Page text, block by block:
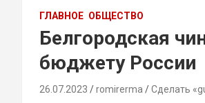
ГЛАВНОЕ ОБЩЕСТВО
Белгородская
бюджету России
26.07.2023 romirerma Сделать